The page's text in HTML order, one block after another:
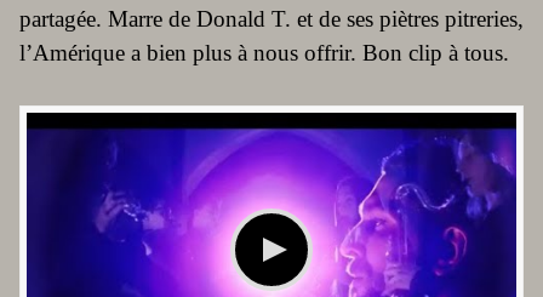
partagée. Marre de Donald T. et de ses piètres pitreries,
l’Amérique a bien plus à nous offrir. Bon clip à tous.